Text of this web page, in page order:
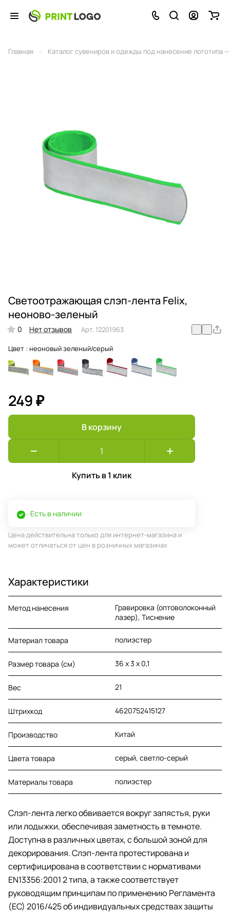
Главная Каталог сувениров и одежды под нанесение логотипа
Светоотражающая слэп-лента Felix,
неоново-зеленый
0 Нет отзывов Арт. 12201963
Цвет : неоновый зеленый/серый
249 ₽
В корзину
Купить в 1 клик
Есть в наличии
Цена действительна только для интернет-магазина и
может отличаться от цен в розничных магазинах
Характеристики
Метод нанесения
Гравировка (оптоволоконный
лазер), Тиснение
Материал товара полиэстер
Размер товара (см) 36 x 3 х 0,1
Вес 21
Штрихкод 4620752415127
Производство Китай
Цвета товара серый, светло-серый
Материалы товара полиэстер
Слэп-лента легко обвивается вокруг запястья, руки
или лодыжки, обеспечивая заметность в темноте.
Доступна в различных цветах, с большой зоной для
декорирования. Слэп-лента протестирована и
сертифицирована в соответствии с нормативами
EN13356:2001 2 типа, а также соответствует
руководящим принципам по применению Регламента
(ЕС) 2016/425 об индивидуальных средствах защиты